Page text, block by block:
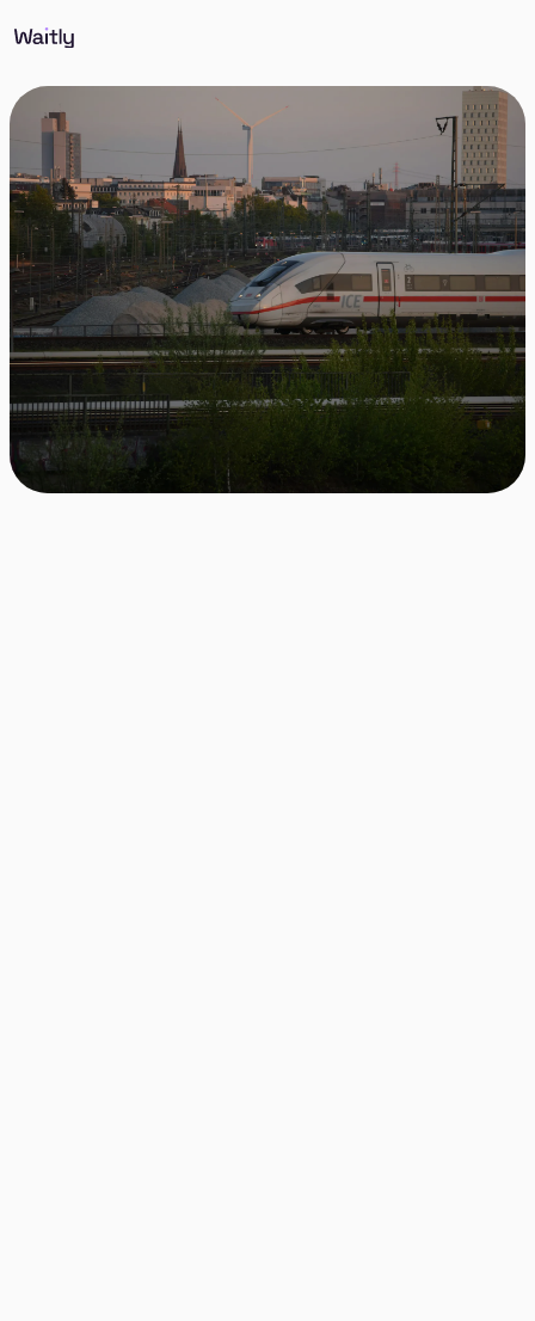
Altona in Hamburg is a vibrant and eclectic district
that seamlessly blends traditional charm with
modern urbanity, offering a unique mix of cultural
diversity, historical attractions, and green spaces.
Altona is a desirable place to live that caters to a
wide range of preferences and lifestyles.